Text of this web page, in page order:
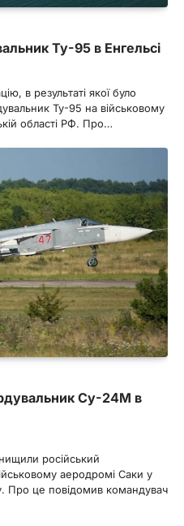
Ту-95 в Енгельсі
в результаті якої було
Ту-95 на військовому
області РФ. Про…
Су-24М в
російський
аеродромі Саки у
Про це повідомив командувач